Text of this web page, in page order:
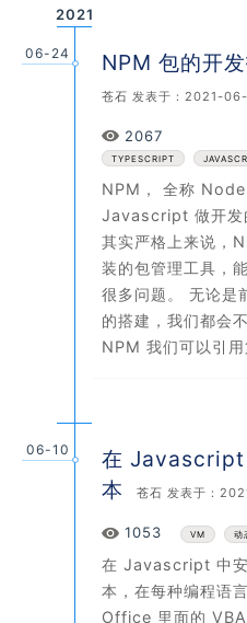
2021
06-24 NPM 包的开
苍石 发表于：2021-
2067
TYPESCRIPT
NPM， 全称
Javascript 做开发
其实严格上来说，
装的包管理工具，
很多问题。 无论是
的搭建，我们都会
NPM 我们可以引
06-10
在 Javascript
本
苍石 发表于：
1053 Views
VM 动
在 Javascript 中安
本，在每种编程语
Office 里面的 VBA